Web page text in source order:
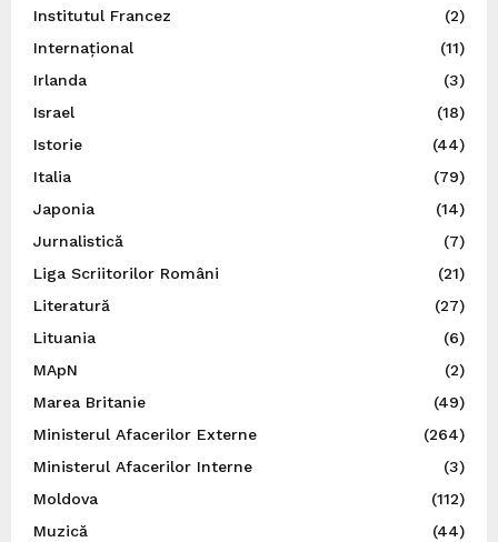
Institutul Francez
(2)
Internațional
(11)
Irlanda
(3)
Israel
(18)
Istorie
(44)
Italia
(79)
Japonia
(14)
Jurnalistică
(7)
Liga Scriitorilor Români
(21)
Literatură
(27)
Lituania
(6)
MApN
(2)
Marea Britanie
(49)
Ministerul Afacerilor Externe
(264)
Ministerul Afacerilor Interne
(3)
Moldova
(112)
Muzică
(44)